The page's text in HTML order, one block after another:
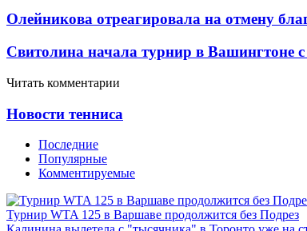
Олейникова отреагировала на отмену
Свитолина начала турнир в Вашингтоне
Читать комментарии
Новости тенниса
Последние
Популярные
Комментируемые
Турнир WTA 125 в Варшаве продолжится без Подрез